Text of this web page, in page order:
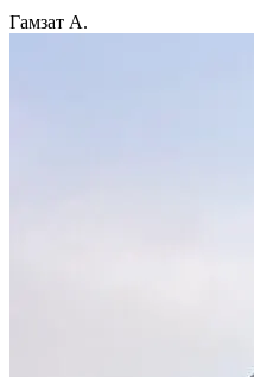
Гамзат А.